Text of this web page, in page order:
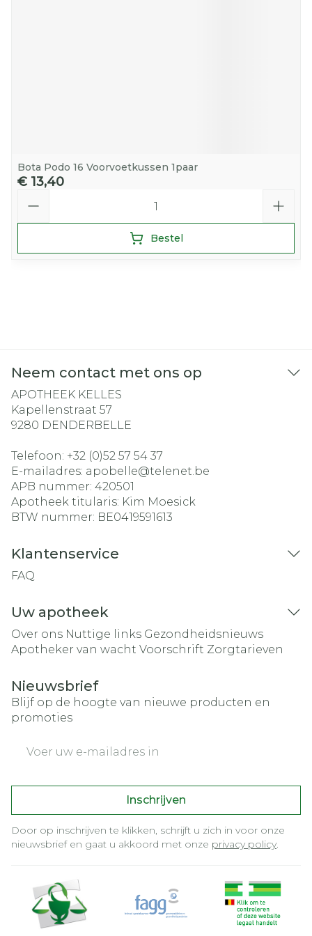
Bota Podo 16 Voorvoetkussen 1paar
€ 13,40
Bestel
Neem contact met ons op
APOTHEEK KELLES
Kapellenstraat 57
9280 DENDERBELLE
Telefoon: +32 (0)52 57 54 37
E-mailadres: apobelle@telenet.be
APB nummer: 420501
Apotheek titularis: Kim Moesick
BTW nummer: BE0419591613
Klantenservice
FAQ
Uw apotheek
Over ons Nuttige links Gezondheidsnieuws
Apotheker van wacht Voorschrift Zorgtarieven
Nieuwsbrief
Blijf op de hoogte van nieuwe producten en
promoties
Inschrijven
Door op inschrijven te klikken, schrijft u zich in voor onze
nieuwsbrief en gaat u akkoord met onze privacy policy.